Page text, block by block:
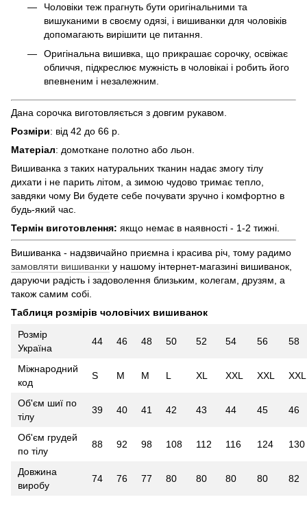
Чоловіки теж прагнуть бути оригінальними та
вишуканими в своєму одязі, і вишиванки для чоловіків
допомагають вирішити це питання.
Оригінальна вишивка, що прикрашає сорочку, освіжає
обличчя, підкреслює мужність в чоловікаі і робить його
впевненим і незалежним.
Дана сорочка виготовляється з довгим рукавом.
Розміри: від 42 до 66 р.
Матеріал: домоткане полотно або льон.
Вишиванка з таких натуральних тканин надає змогу тілу
дихати і не парить літом, а зимою чудово тримає тепло,
завдяки чому Ви будете себе почувати зручно і комфортно в
будь-який час.
Термін виготовлення: якщо немає в наявності - 1-2 тижні.
Вишиванка - надзвичайно приємна і красива річ, тому радимо
замовляти вишиванки у нашому інтернет-магазині вишиванок,
даруючи радість і задоволення близьким, колегам, друзям, а
також самим собі.
Таблиця розмірів чоловічих вишиванок
Розмір
Україна
44 46 48 50 52 54 56 58
Міжнародний
код
S M M L XL XXL XXL XXL
Об'єм шиї по
тілу
39 40 41 42 43 44 45 46
Об'єм грудей
по тілу
88 92 98 108 112 116 124 130
Довжина
виробу
74 76 77 80 80 80 80 82